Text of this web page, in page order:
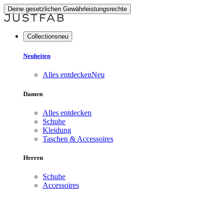
Deine gesetzlichen Gewährleistungsrechte
Collectionsneu
Neuheiten
Alles entdeckenNeu
Damen
Alles entdecken
Schuhe
Kleidung
Taschen & Accessoires
Herren
Schuhe
Accessoires